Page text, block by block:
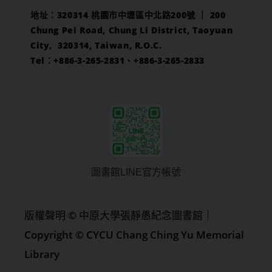
地址：320314 桃園市中壢區中北路200號 ｜ 200
Chung Pei Road, Chung Li District, Taoyuan
City, 320314, Taiwan, R.O.C.
Tel：+886-3-265-2831、+886-3-265-2833
圖書館LINE官方帳號
版權聲明 © 中原大學張靜愚紀念圖書館｜
Copyright © CYCU Chang Ching Yu Memorial
Library